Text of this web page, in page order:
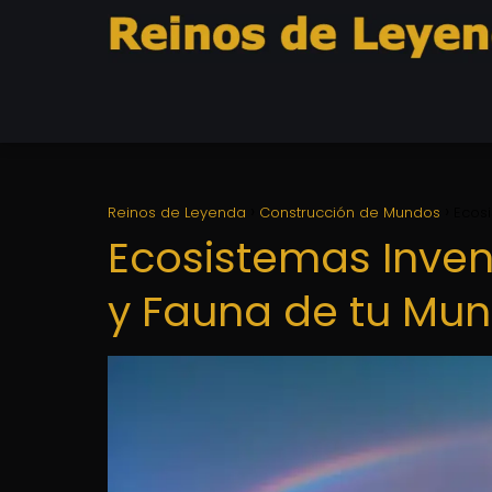
Reinos de Leyenda Construcción de Mundos
Ecosistemas
y Fauna de tu